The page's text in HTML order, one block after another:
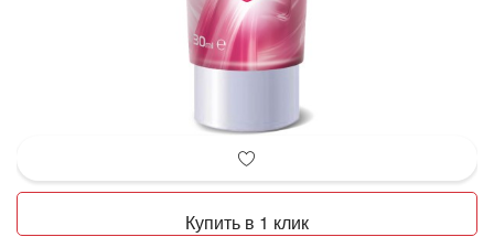
Купить в 1 клик